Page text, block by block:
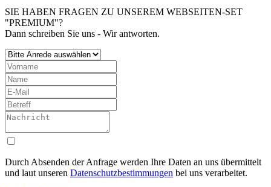
SIE HABEN FRAGEN ZU UNSEREM WEBSEITEN-SET
"PREMIUM"?
Dann schreiben Sie uns - Wir antworten.
Durch Absenden der Anfrage werden Ihre Daten an uns übermittelt
und laut unseren Datenschutzbestimmungen bei uns verarbeitet.